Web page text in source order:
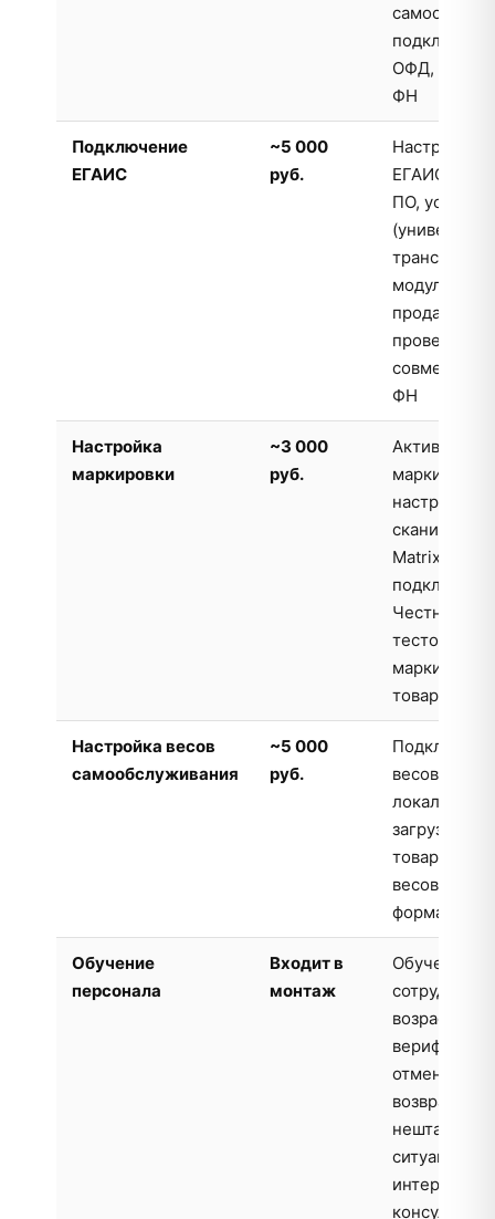
ОФД,
ФН
Подключение
ЕГАИС
~5 000
руб.
Настройка
ЕГАИС в
ПО,
модуль),
продажа
проверка
ФН
Настройка
маркировки
~3 000
руб.
Активация
маркировки,
настройка
Matrix,
Честный
тестовое
товара
Настройка весов
самообслуживания
~5 000
руб.
весов к КСО
локальной
загрузка
товаров,
весовых
формата
Обучение
персонала
Входит в
монтаж
Обучение
возрастная
отмена
возврат,
нештатных
ситуаций,